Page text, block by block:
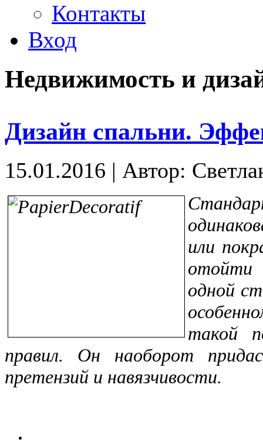
Контакты
Вход
Недвижимость и
Дизайн спальни.
15.01.2016 | Автор:
или
отойти
одной
такой
правил. Он наоборот
претензий и навязчивости.